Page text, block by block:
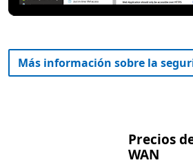
Más información sobre la
Precios
WAN